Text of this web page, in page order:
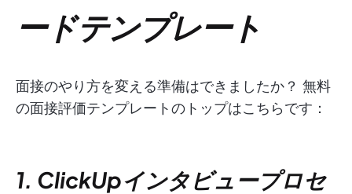
ードテンプレート
面接のやり方を変える準備はできましたか？ 無料
の面接評価テンプレートのトップはこちらです：
1. ClickUpインタビュープロセ